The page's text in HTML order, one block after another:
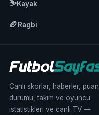
⛷️Kayak
🏉 Ragbi
Canlı skorlar, haberler, puan
durumu, takım ve oyuncu
istatistikleri ve canlı TV —